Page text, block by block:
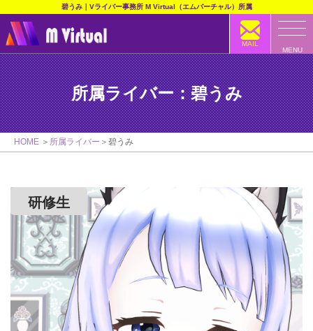
碧うみ｜Vライバー事務所 M Virtual（エムバーチャル）所属
MENU
MAIL
所属ライバー：碧うみ
HOME 所属ライバー 碧うみ
研修生